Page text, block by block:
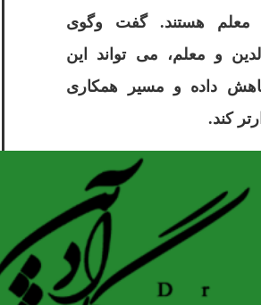
معلم هستند. گفت وگوی
و معلم، می تواند این
داده و مسیر همکاری
کند.